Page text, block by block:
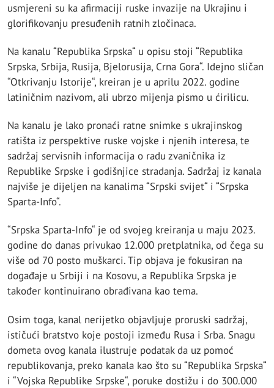
usmjereni su ka afirmaciji ruske invazije na Ukrajinu i
glorifikovanju presuđenih ratnih zločinaca.
Na kanalu “Republika Srpska“ u opisu stoji “Republika
Srpska, Srbija, Rusija, Bjelorusija, Crna Gora“. Idejno sličan
“Otkrivanju Istorije“, kreiran je u aprilu 2022. godine
latiničnim nazivom, ali ubrzo mijenja pismo u ćirilicu.
Na kanalu je lako pronaći ratne snimke s ukrajinskog
ratišta iz perspektive ruske vojske i njenih interesa, te
sadržaj servisnih informacija o radu zvaničnika iz
Republike Srpske i godišnjice stradanja. Sadržaj iz kanala
najviše je dijeljen na kanalima “Srpski svijet“ i “Srpska
Sparta-Info“.
“Srpska Sparta-Info“ je od svojeg kreiranja u maju 2023.
godine do danas privukao 12.000 pretplatnika, od čega su
više od 70 posto muškarci. Tip objava je fokusiran na
događaje u Srbiji i na Kosovu, a Republika Srpska je
također kontinuirano obrađivana kao tema.
Osim toga, kanal nerijetko objavljuje proruski sadržaj,
ističući bratstvo koje postoji između Rusa i Srba. Snagu
dometa ovog kanala ilustruje podatak da uz pomoć
republikovanja, preko kanala kao što su “Republika Srpska“
i “Vojska Republike Srpske“, poruke dostižu i do 300.000